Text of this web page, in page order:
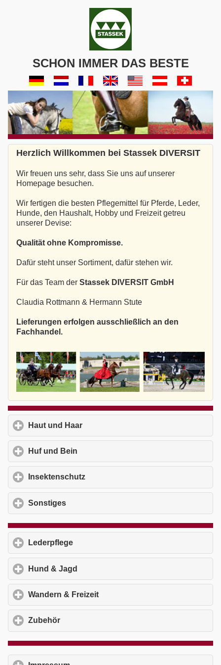
SCHON IMMER DAS BESTE
Herzlich Willkommen bei Stassek DIVERSIT
Wir freuen uns sehr, dass Sie uns auf unserer
Homepage besuchen.
Wir fertigen die besten Pflegemittel für Pferde, Leder,
Hunde, den Haushalt, Hobby und Freizeit getreu
unserer Devise:
Qualität ohne Kompromisse.
Dafür steht unser Sortiment, dafür stehen wir.
Für das Team der Stassek DIVERSIT GmbH
Claudia Rottmann & Hermann Stute
Lieferungen erfolgen ausschließlich an den
Fachhandel.
Haut und Haar
Huf und Bein
Insektenschutz
Sonstiges
Lederpflege
Hund & Jagd
Wandern & Freizeit
Zubehör